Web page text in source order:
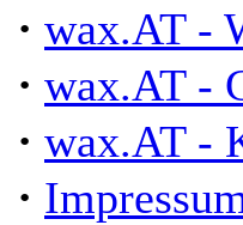
· wax.AT -
· wax.AT -
· wax.AT -
·